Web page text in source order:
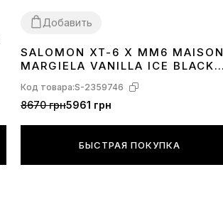
Добавить
4041 42 44
SALOMON XT-6 X MM6 MAISON
MARGIELA VANILLA ICE BLACK
GREEN HAZE L47949400
Код товара:S-2359746
8670 грн5961 грн
БЫСТРАЯ ПОКУПКА